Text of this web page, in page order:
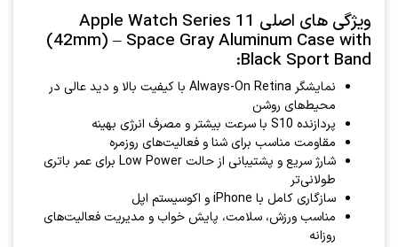
ویژگی های اصلی Apple Watch Series 11
(42mm) – Space Gray Aluminum Case with
Black Sport Band:
نمایشگر Always-On Retina با کیفیت بالا و دید عالی در
محیط‌های روشن
پردازنده S10 با سرعت بیشتر و مصرف انرژی بهینه
مقاومت مناسب برای شنا و فعالیت‌های روزمره
شارژ سریع و پشتیبانی از حالت Low Power برای عمر باتری
طولانی‌تر
سازگاری کامل با iPhone و اکوسیستم اپل
مناسب ورزش، سلامت، پایش خواب و مدیریت فعالیت‌های
روزانه